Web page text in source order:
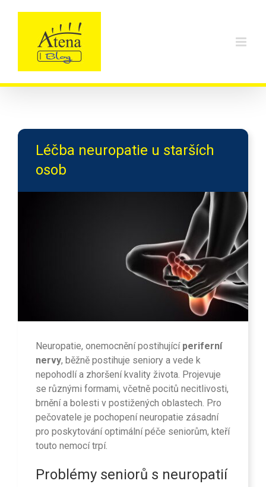
Léčba neuropatie u starších
osob
Neuropatie, onemocnění postihujícíperiferní
nervy, běžně postihuje seniory a vede k
nepohodlí a zhoršení kvality života. Projevuje
se různými formami, včetně pocitů necitlivosti,
brnění a bolesti v postižených oblastech. Pro
pečovatele je pochopení neuropatie zásadní
pro poskytování optimální péče seniorům, kteří
touto nemocí trpí.
Problémy seniorů s neuropatií